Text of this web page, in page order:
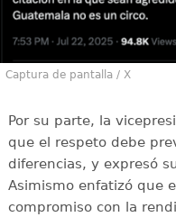
Captura de pantalla / X
Por su parte, la
que el respeto debe
diferencias, y expresó
Asimismo enfatizó que
compromiso con la